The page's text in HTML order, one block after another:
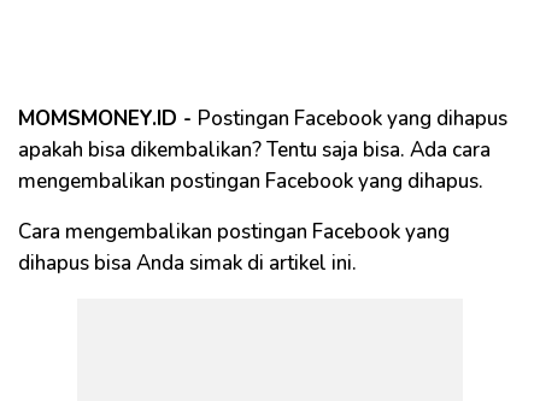
MOMSMONEY.ID - Postingan Facebook yang dihapus
apakah bisa dikembalikan? Tentu saja bisa. Ada cara
mengembalikan postingan Facebook yang dihapus.
Cara mengembalikan postingan Facebook yang
dihapus bisa Anda simak di artikel ini.